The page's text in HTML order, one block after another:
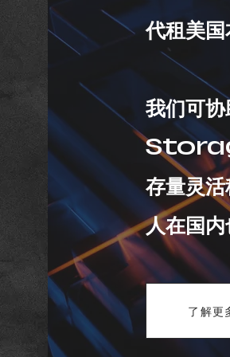
代租美
我们可
存量灵
人在国
了解更